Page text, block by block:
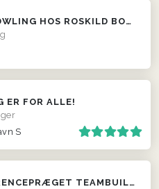
PARTY BOWLING HOS ROSKILD BOWLING CENTER
ER FOR ALLE!
S
KONKURRENCEPRÆGET TEAMBUILDING MED SJOVE UDFORDRINGER